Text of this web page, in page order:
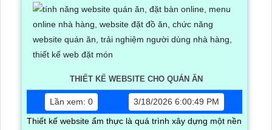
THIẾT KẾ WEBSITE CHO QUÁN ĂN
Lần xem: 0
3/18/2026 6:00:49 PM
Thiết kế website ẩm thực là quá trình xây dựng một nền